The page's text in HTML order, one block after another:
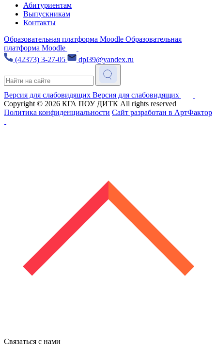
Абитуриентам
Выпускникам
Контакты
Образовательная платформа Moodle Образовательная
платформа Moodle
(42373) 3-27-05
dpl39@yandex.ru
Версия для слабовидящих Версия для слабовидящих
Copyright © 2026 КГА ПОУ ДИТК All rights reserved
Политика конфиденциальности Сайт разработан в АртФактор
Связаться с нами